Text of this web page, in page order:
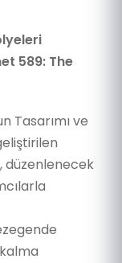
589: The
Tasarımı ve
düzenlenecek